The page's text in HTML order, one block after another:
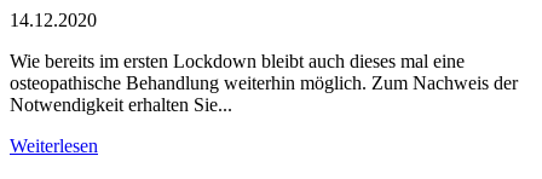
14.12.2020
Wie bereits im ersten Lockdown bleibt auch dieses mal eine
osteopathische Behandlung weiterhin möglich. Zum Nachweis der
Notwendigkeit erhalten Sie...
Weiterlesen